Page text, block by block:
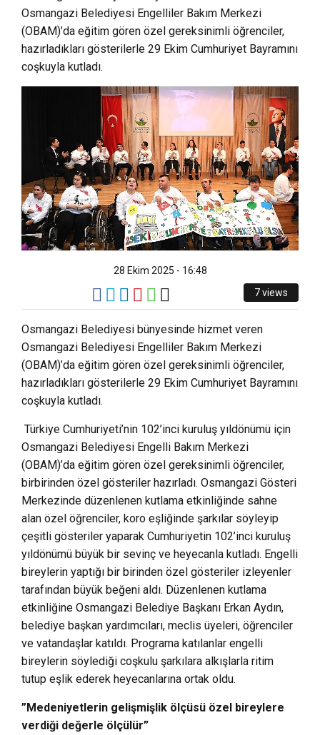
Osmangazi Belediyesi Engelliler Bakım Merkezi
(OBAM)’da eğitim gören özel gereksinimli öğrenciler,
hazırladıkları gösterilerle 29 Ekim Cumhuriyet Bayramını
coşkuyla kutladı.
28 Ekim 2025 - 16:48
7 views
Osmangazi Belediyesi bünyesinde hizmet veren
Osmangazi Belediyesi Engelliler Bakım Merkezi
(OBAM)’da eğitim gören özel gereksinimli öğrenciler,
hazırladıkları gösterilerle 29 Ekim Cumhuriyet Bayramını
coşkuyla kutladı.
Türkiye Cumhuriyeti’nin 102’inci kuruluş yıldönümü için
Osmangazi Belediyesi Engelli Bakım Merkezi
(OBAM)’da eğitim gören özel gereksinimli öğrenciler,
birbirinden özel gösteriler hazırladı. Osmangazi Gösteri
Merkezinde düzenlenen kutlama etkinliğinde sahne
alan özel öğrenciler, koro eşliğinde şarkılar söyleyip
çeşitli gösteriler yaparak Cumhuriyetin 102’inci kuruluş
yıldönümü büyük bir sevinç ve heyecanla kutladı. Engelli
bireylerin yaptığı bir birinden özel gösteriler izleyenler
tarafından büyük beğeni aldı. Düzenlenen kutlama
etkinliğine Osmangazi Belediye Başkanı Erkan Aydın,
belediye başkan yardımcıları, meclis üyeleri, öğrenciler
ve vatandaşlar katıldı. Programa katılanlar engelli
bireylerin söylediği coşkulu şarkılara alkışlarla ritim
tutup eşlik ederek heyecanlarına ortak oldu.
”Medeniyetlerin gelişmişlik ölçüsü özel bireylere
verdiği değerle ölçülür”